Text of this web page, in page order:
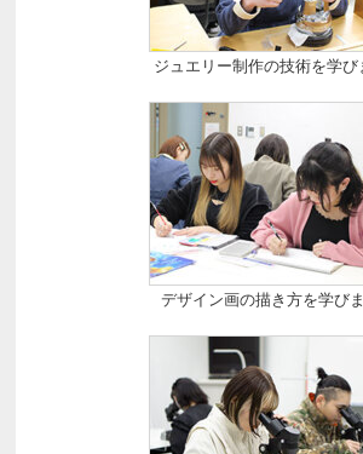
ジュエリー制作の技術を学び
デザイン画の描き方を学び